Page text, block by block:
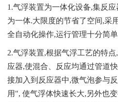
1.气浮装置为一体化设备,集反
为一体.大限度的节省了空间,采
全自动化操作,运行管理十分简
2.气浮装置,根据气浮工艺的特
应器,使混合、反应均通过管道
接加入到反应器中,微气泡参与
用", 使气浮体快速长大,另外也